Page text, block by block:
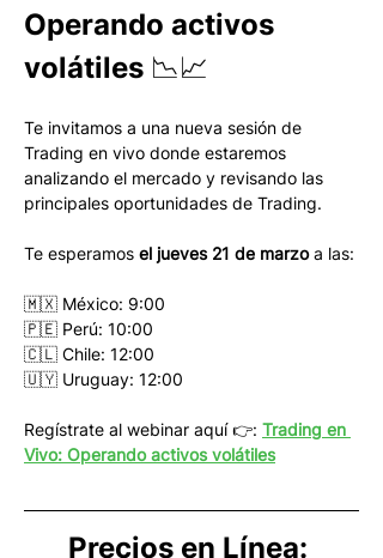
Operando activos
volátiles 📉📈
Te invitamos a una nueva sesión de
Trading en vivo donde estaremos
analizando el mercado y revisando las
principales oportunidades de Trading.
Te esperamos el jueves 21 de marzo a las:
🇲🇽 México: 9:00
🇵🇪 Perú: 10:00
🇨🇱 Chile: 12:00
🇺🇾 Uruguay: 12:00
Regístrate al webinar aquí 👉: Trading en
Vivo: Operando activos volátiles
Precios en Línea: